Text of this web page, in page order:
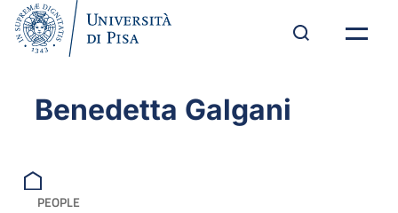
Benedetta Galgani
PEOPLE